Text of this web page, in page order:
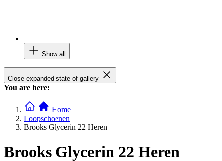
Show all
Close expanded state of gallery
You are here:
Home
Loopschoenen
Brooks Glycerin 22 Heren
Brooks Glycerin 22 Heren